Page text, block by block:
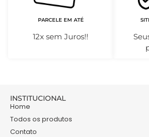
PARCELE EM ATÉ
12x sem Juros!!
INSTITUCIONAL
Home
Todos os produtos
Contato